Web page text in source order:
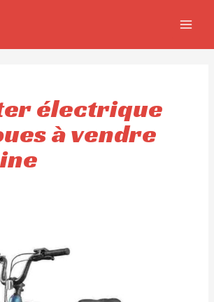
électrique
à vendre